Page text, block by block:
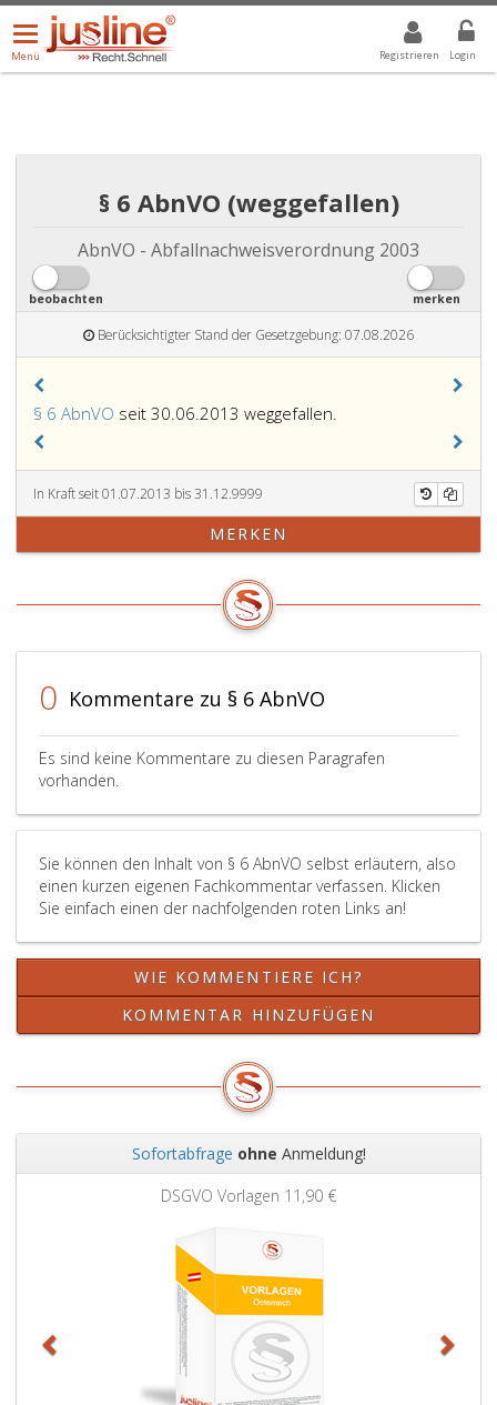
Registrieren Login
Menü
öffnen/schließen
Menü
ALLE DROPDOWN: GEWÄHLTER WERT IST ALLE
§ 6 AbnVO (weggefallen)
AbnVO - Abfallnachweisverordnung 2003
beobachten merken
Berücksichtigter Stand der Gesetzgebung: 07.08.2026
§ 6 AbnVO seit 30.06.2013 weggefallen.
In Kraft seit 01.07.2013 bis 31.12.9999
MERKEN
0 Kommentare zu § 6 AbnVO
Es sind keine Kommentare zu diesen Paragrafen
vorhanden.
Sie können den Inhalt von § 6 AbnVO selbst erläutern, also
einen kurzen eigenen Fachkommentar verfassen. Klicken
Sie einfach einen der nachfolgenden roten Links an!
WIE KOMMENTIERE ICH?
KOMMENTAR HINZUFÜGEN
Sofortabfrage ohne Anmeldung!
DSGVO Vorlagen 11,90 €